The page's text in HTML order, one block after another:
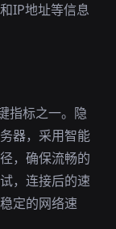
IP地址等信息
指标之一。隐
器，采用智能
，确保流畅的
，连接后的速
定的网络速